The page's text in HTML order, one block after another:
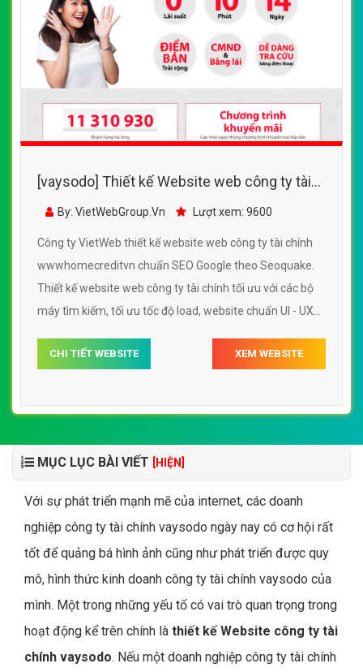
[vaysodo] Thiết kế Website web công ty tài
chính - wwwhomecreditvn
By: VietWebGroup.Vn Lượt xem: 9600
Công ty VietWeb thiết kế website web công ty tài chính
wwwhomecreditvn chuẩn SEO Google theo Seoquake.
Thiết kế website web công ty tài chính tối ưu với các bộ
máy tìm kiếm, tối ưu tốc độ load, website chuẩn UI - UX
ty tài chính wwwhomecreditvn
CHI TIẾT WEBSITE XEM WEBSITE
MỤC LỤC BÀI VIẾT [HIỆN]
Với sự phát triển mạnh mẽ của internet, các doanh
nghiệp công ty tài chính vaysodo ngày nay có cơ hội rất
tốt để quảng bá hình ảnh cũng như phát triển được quy
mô, hình thức kinh doanh công ty tài chính vaysodo của
mình. Một trong những yếu tố có vai trò quan trọng trong
hoạt động kể trên chính là thiết kế Website công ty tài
chính vaysodo. Nếu một doanh nghiệp công ty tài chính